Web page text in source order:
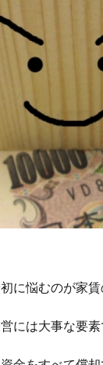
に悩むのが家賃
には大事な要素